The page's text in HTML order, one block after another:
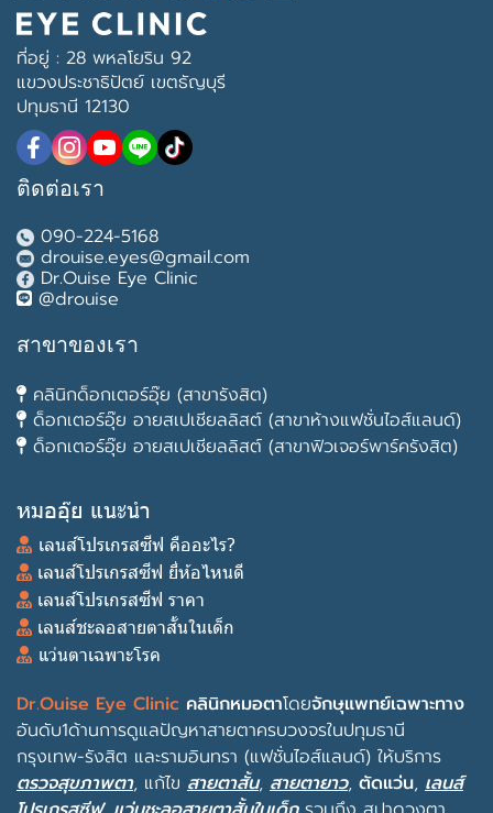
ที่อยู่ : 28 พหลโยริน 92
แขวงประชาธิปัตย์ เขตธัญบุรี
ปทุมธานี 12130
ติดต่อเรา
090-224-5168
drouise.eyes@gmail.com
Dr.Ouise Eye Clinic
@drouise
สาขาของเรา
คลินิกด็อกเตอร์อุ๊ย (สาขารังสิต)
ด็อกเตอร์อุ๊ย อายสเปเชียลลิสต์ (สาขาห้างแฟชั่นไอส์แลนด์)
ด็อกเตอร์อุ๊ย อายสเปเชียลลิสต์ (สาขาฟิวเจอร์พาร์ครังสิต)
หมออุ๊ย แนะนำ
เลนส์โปรเกรสซีฟ คืออะไร?
เลนส์โปรเกรสซีฟ ยี่ห้อไหนดี
เลนส์โปรเกรสซีฟ ราคา
เลนส์ชะลอสายตาสั้นในเด็ก
แว่นตาเฉพาะโรค
Dr.Ouise Eye Clinic คลินิกหมอตาโดยจักษุแพทย์เฉพาะทาง
อันดับ1ด้านการดูแลปัญหาสายตาครบวงจรในปทุมธานี
กรุงเทพ-รังสิต และรามอินทรา (แฟชั่นไอส์แลนด์) ให้บริการ
ตรวจสุขภาพตา, แก้ไข สายตาสั้น, สายตายาว, ตัดแว่น, เลนส์